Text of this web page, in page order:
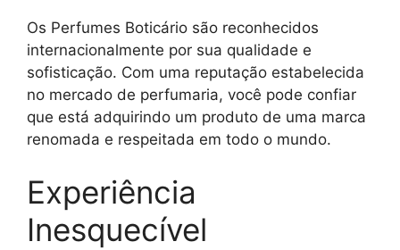
Os Perfumes Boticário são reconhecidos
internacionalmente por sua qualidade e
sofisticação. Com uma reputação estabelecida
no mercado de perfumaria, você pode confiar
que está adquirindo um produto de uma marca
renomada e respeitada em todo o mundo.
Experiência
Inesquecível